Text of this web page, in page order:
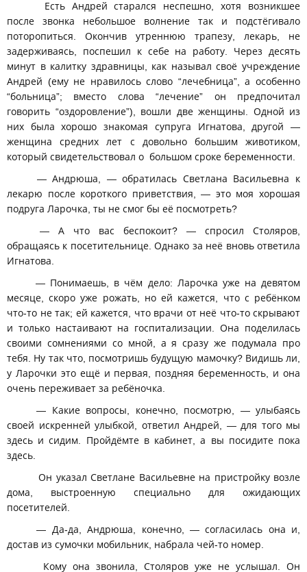
Есть Андрей старался неспешно, хотя возникшее
после звонка небольшое волнение так и подстёгивало
поторопиться. Окончив утреннюю трапезу, лекарь, не
задерживаясь, поспешил к себе на работу. Через десять
минут в калитку здравницы, как называл своё учреждение
Андрей (ему не нравилось слово “лечебница”, а особенно
“больница”; вместо слова “лечение” он предпочитал
говорить “оздоровление”), вошли две женщины. Одной из
них была хорошо знакомая супруга Игнатова, другой —
женщина средних лет с довольно большим животиком,
который свидетельствовал о большом сроке беременности.
— Андрюша, — обратилась Светлана Васильевна к
лекарю после короткого приветствия, — это моя хорошая
подруга Ларочка, ты не смог бы её посмотреть?
— А что вас беспокоит? — спросил Столяров,
обращаясь к посетительнице. Однако за неё вновь ответила
Игнатова.
— Понимаешь, в чём дело: Ларочка уже на девятом
месяце, скоро уже рожать, но ей кажется, что с ребёнком
что-то не так; ей кажется, что врачи от неё что-то скрывают
и только настаивают на госпитализации. Она поделилась
своими сомнениями со мной, а я сразу же подумала про
тебя. Ну так что, посмотришь будущую мамочку? Видишь ли,
у Ларочки это ещё и первая, поздняя беременность, и она
очень переживает за ребёночка.
— Какие вопросы, конечно, посмотрю, — улыбаясь
своей искренней улыбкой, ответил Андрей, — для того мы
здесь и сидим. Пройдёмте в кабинет, а вы посидите пока
здесь.
Он указал Светлане Васильевне на пристройку возле
дома, выстроенную специально для ожидающих
посетителей.
— Да-да, Андрюша, конечно, — согласилась она и,
достав из сумочки мобильник, набрала чей-то номер.
Кому она звонила, Столяров уже не услышал. Он